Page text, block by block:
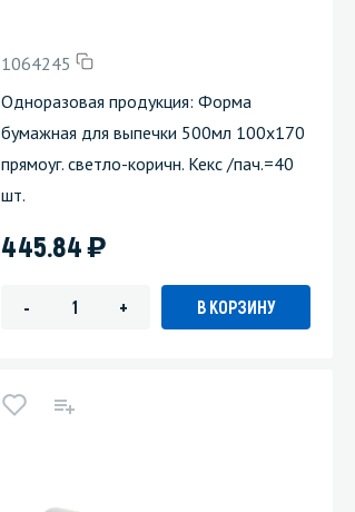
1064245
Одноразовая продукция: Форма
бумажная для выпечки 500мл 100х170
прямоуг. светло-коричн. Кекс /пач.=40
шт.
445.84)
- + В КОРЗИНУ